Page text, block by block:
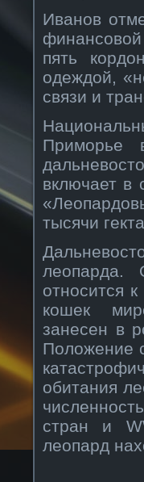
Иванов
пять
одеждой,
связи и
Приморье
включает в
тысячи
леопарда.
относится
кошек
занесен в
Положение
обитания
стран и
леопард